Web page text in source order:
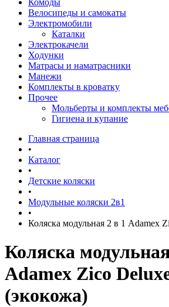
Комоды
Велосипеды и самокаты
Электромобили
Каталки
Электрокачели
Ходунки
Матрасы и наматрасники
Манежи
Комплекты в кроватку
Прочее
Мольберты и комплекты
Гигиена и купание
Главная страница
•
Каталог
•
Детские коляски
•
Модульные коляски 2в1
•
Коляска модульная 2 в 1 Adamex
Коляска
Adamex Zico
(экокожа)